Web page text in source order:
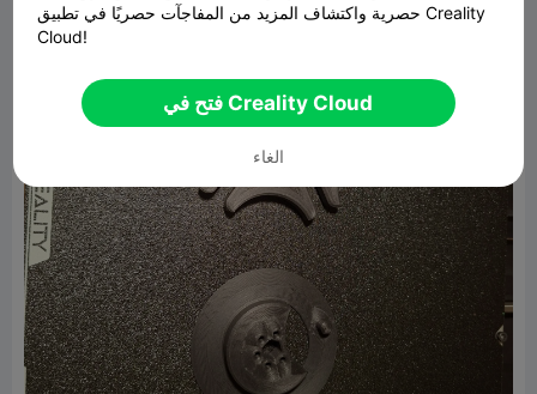
حصرية واكتشاف المزيد من المفاجآت حصريًا في تطبيق Creality
Cloud!
فتح في Creality Cloud
الغاء